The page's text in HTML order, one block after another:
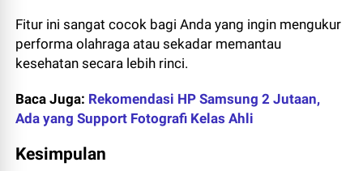
Fitur ini sangat cocok bagi Anda yang ingin mengukur
performa olahraga atau sekadar memantau
kesehatan secara lebih rinci.
Baca Juga: Rekomendasi HP Samsung 2 Jutaan,
Ada yang Support Fotografi Kelas Ahli
Kesimpulan